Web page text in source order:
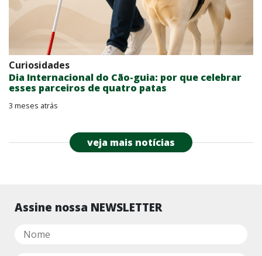
Curiosidades
Dia Internacional do Cão-guia: por que celebrar
esses parceiros de quatro patas
3 meses atrás
veja mais notícias
Assine nossa NEWSLETTER